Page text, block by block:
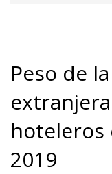
Peso de
hoteleros
2019